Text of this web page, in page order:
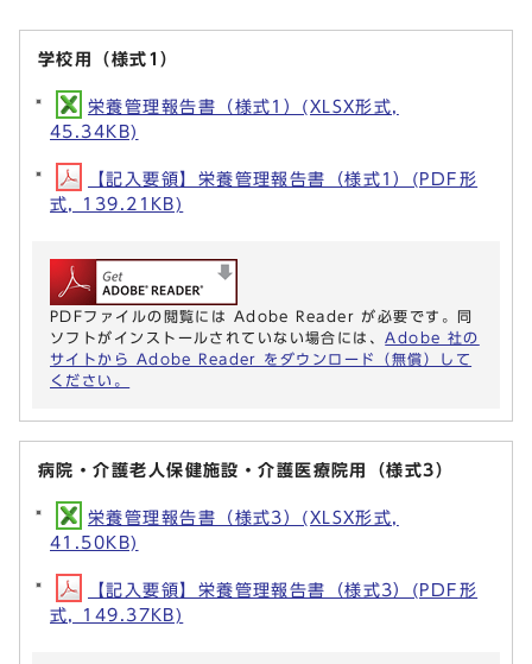
学校用（様式1）
栄養管理報告書（様式1）(XLSX形式,
45.34KB)
【記入要領】栄養管理報告書（様式1）(PDF形
式, 139.21KB)
PDFファイルの閲覧には Adobe Reader が必要です。同
ソフトがインストールされていない場合には、 Adobe 社の
サイトから Adobe Reader をダウンロード（無償）して
ください。
病院・介護老人保健施設・介護医療院用（様式3）
栄養管理報告書（様式3）(XLSX形式,
41.50KB)
【記入要領】栄養管理報告書（様式3）(PDF形
式, 149.37KB)